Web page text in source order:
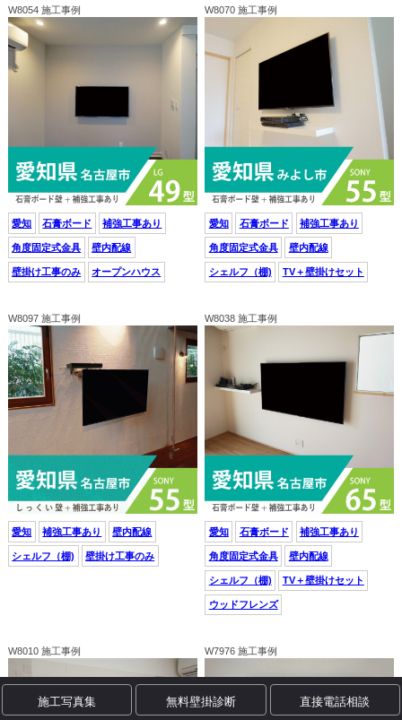
W8054 施工事例
愛知 石膏ボード 補強工事あり
角度固定式金具 壁内配線
壁掛け工事のみ オープンハウス
W8070 施工事例
愛知 石膏ボード 補強工事あり
角度固定式金具 壁内配線
シェルフ（棚) TV＋壁掛けセット
W8097 施工事例
愛知 補強工事あり 壁内配線
シェルフ（棚) 壁掛け工事のみ
W8038 施工事例
愛知 石膏ボード 補強工事あり
角度固定式金具 壁内配線
シェルフ（棚) TV＋壁掛けセット
ウッドフレンズ
W8010 施工事例 W7976 施工事例
施工写真集 無料壁掛診断 直接電話相談